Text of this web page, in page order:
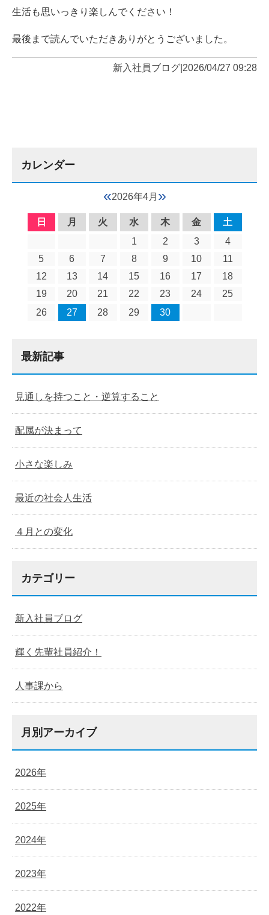
生活も思いっきり楽しんでください！
最後まで読んでいただきありがとうございました。
新入社員ブログ 2026/04/27 09:28
カレンダー
«2026年4月 »
日 月 火 水 木 金
土
1
2 3
4
5
6 7 8 9 10
11
12
13 14 15 16 17
18
19
20 21 22 23 24
25
26
27 28 29 30
最新記事
見通しを持つこと・逆算すること
配属が決まって
小さな楽しみ
最近の社会人生活
４月との変化
カテゴリー
新入社員ブログ
輝く先輩社員紹介！
人事課から
月別アーカイブ
2026年
2025年
2024年
2023年
2022年